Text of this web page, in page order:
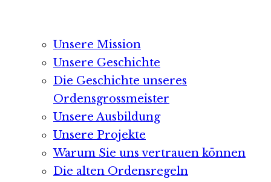
Unsere Mission
Unsere Geschichte
Die Geschichte unseres
Ordensgrossmeister
Unsere Ausbildung
Unsere Projekte
Warum Sie uns vertrauen können
Die alten Ordensregeln